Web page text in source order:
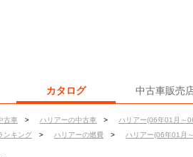
カタログ 中古車販売
古車 > ハリアーの中古車 > ハリアー(06年01月～
ンキング > ハリアーの燃費 > ハリアー(06年01月